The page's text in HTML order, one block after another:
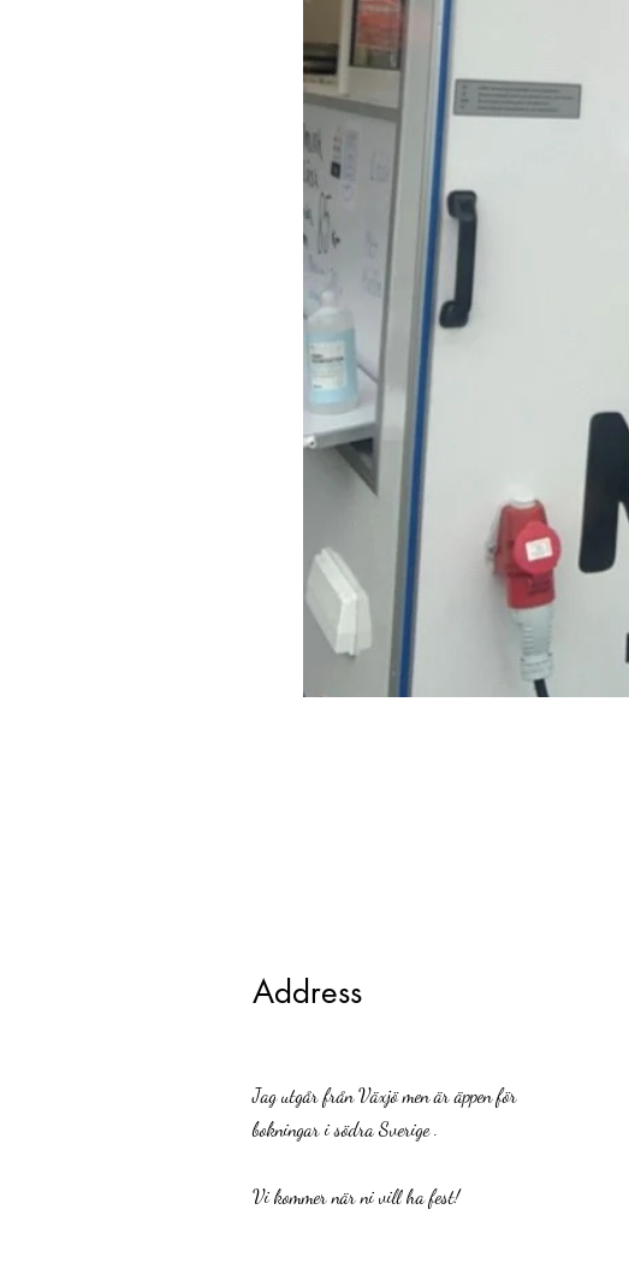
Address
Jag utgår från Växjö men är äppen för
bokningar i södra Sverige .
Vi kommer när ni vill ha fest!